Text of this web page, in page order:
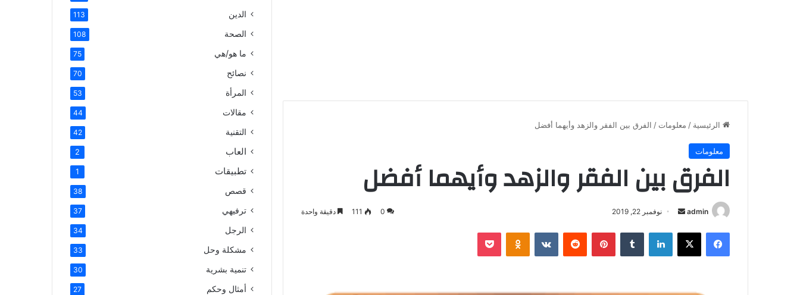
الرئيسية / معلومات / الفرق بين الفقر والزهد وأيهما أفضل
معلومات
الفرق بين الفقر والزهد وأيهما أفضل
admin
أرسل
إلكترونيا
نوفمبر 22, 2019 0
111 دقيقة واحدة
فيسبوك X لينكدإن بينتيريست Odnoklassniki
بوكيت
الدين 113
الصحة 108
ما هو/هي 75
نصائح 70
المرأة 53
مقالات 44
التقنية 42
العاب 2
تطبيقات 1
قصص 38
ترفيهي 37
الرجل 34
مشكلة وحل 33
تنمية بشرية 30
أمثال وحكم 27